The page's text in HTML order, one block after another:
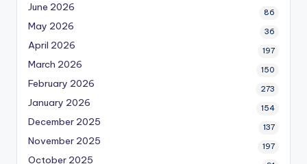
June 2026 86
May 2026 36
April 2026 197
March 2026 150
February 2026 273
January 2026 154
December 2025 137
November 2025 197
October 2025